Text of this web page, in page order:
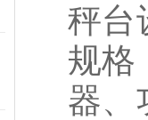
秤台
规格
器、